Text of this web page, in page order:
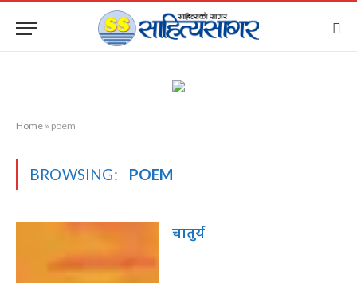
Home » poem
BROWSING: POEM
चातुर्य